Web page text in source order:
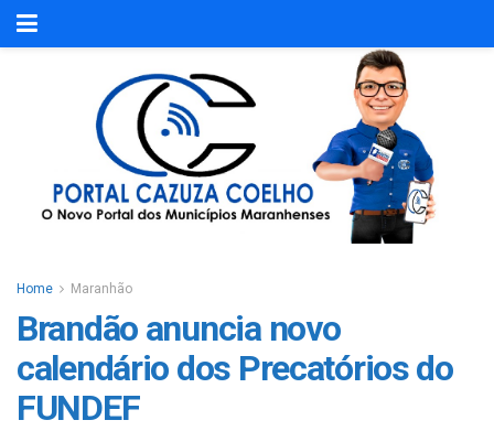
Home Maranhão
Brandão anuncia novo
calendário dos Precatórios do
FUNDEF